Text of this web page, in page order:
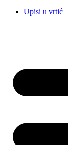
Upisi u vrtić